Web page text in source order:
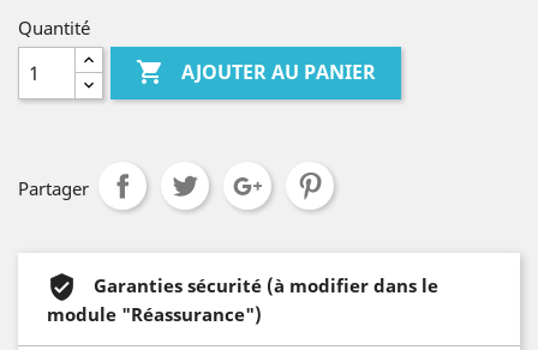
Quantité
 AJOUTER AU PANIER
Partager
Garanties sécurité (à modifier dans le
module "Réassurance")